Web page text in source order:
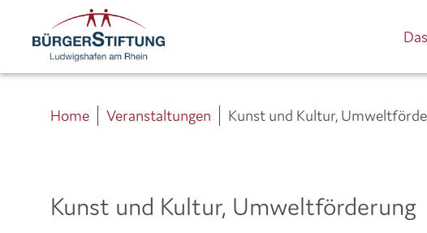
Home Veranstaltungen Kunst und Kultur,
Kunst und Kultur, Umweltförderung